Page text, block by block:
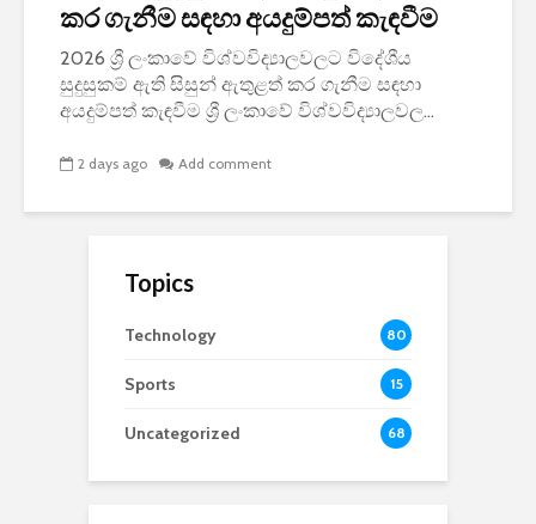
කර ගැනීම සඳහා අයදුම්පත් කැඳවීම
2026 ශ්‍රී ලංකාවේ විශ්වවිද්‍යාලවලට විදේශීය
සුදුසුකම් ඇති සිසුන් ඇතුළත් කර ගැනීම සඳහා
අයදුම්පත් කැඳවීම ශ්‍රී ලංකාවේ විශ්වවිද්‍යාලවල...
2 days ago Add comment
Topics
Technology 80
Sports 15
Uncategorized 68